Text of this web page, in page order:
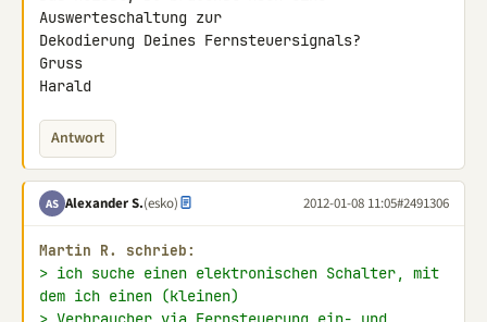
Auswerteschaltung zur
Dekodierung Deines Fernsteuersignals?
Gruss
Harald
Antwort
AS Alexander S.(esko) 2012-01-08 11:05#2491306
Martin R. schrieb:
> ich suche einen elektronischen Schalter, mit
dem ich einen (kleinen)